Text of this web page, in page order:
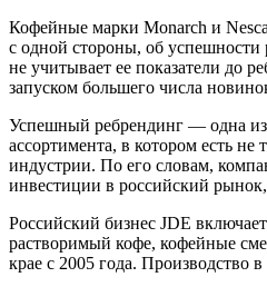
Кофейные марки Monarch и
с одной стороны, об успешности
не учитывает ее показатели до
запуском большего числа
Успешный ребрендинг — одна
ассортимента, в котором есть
индустрии. По его словам,
инвестиции в российский
Российский бизнес JDE
растворимый кофе, кофейные
крае с 2005 года.